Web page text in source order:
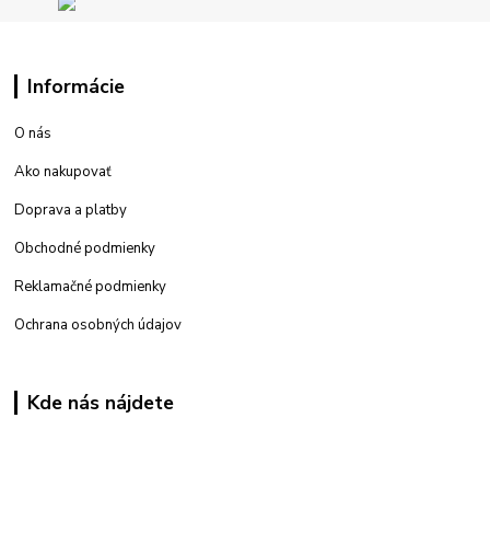
Informácie
O nás
Ako nakupovať
Doprava a platby
Obchodné podmienky
Reklamačné podmienky
Ochrana osobných údajov
Kde nás nájdete